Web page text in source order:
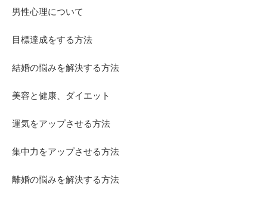
男性心理について
目標達成をする方法
結婚の悩みを解決する方法
美容と健康、ダイエット
運気をアップさせる方法
集中力をアップさせる方法
離婚の悩みを解決する方法